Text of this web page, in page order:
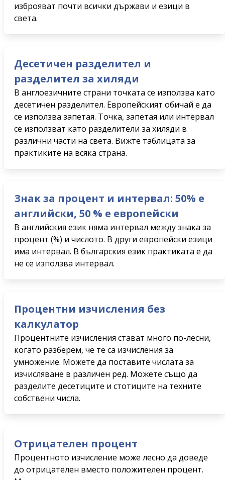
изброяват почти всички държави и езици в
света.
Десетичен разделител и
разделител за хиляди
В англоезичните страни точката се използва като
десетичен разделител. Европейският обичай е да
се използва запетая. Точка, запетая или интервал
се използват като разделители за хиляди в
различни части на света. Вижте таблицата за
практиките на всяка страна.
Знак за процент и интервал: 50% е
английски, 50 % е европейски
В английския език няма интервал между знака за
процент (%) и числото. В други европейски езици
има интервал. В българския език практиката е да
не се използва интервал.
Процентни изчисления без
калкулатор
Процентните изчисления стават много по-лесни,
когато разберем, че те са изчисления за
умножение. Можете да поставите числата за
изчисляване в различен ред. Можете също да
разделите десетиците и стотиците на техните
собствени числа.
Отрицателен процент
Процентното изчисление може лесно да доведе
до отрицателен вместо положителен процент.